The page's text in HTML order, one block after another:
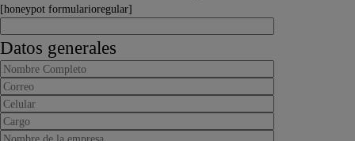
[honeypot formularioregular]
Datos generales